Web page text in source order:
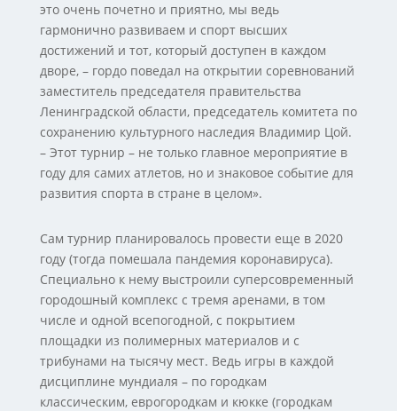
это очень почетно и приятно, мы ведь
гармонично развиваем и спорт высших
достижений и тот, который доступен в каждом
дворе, – гордо поведал на открытии соревнований
заместитель председателя правительства
Ленинградской области, председатель комитета по
сохранению культурного наследия Владимир Цой.
– Этот турнир – не только главное мероприятие в
году для самих атлетов, но и знаковое событие для
развития спорта в стране в целом».
Сам турнир планировалось провести еще в 2020
году (тогда помешала пандемия коронавируса).
Специально к нему выстроили суперсовременный
городошный комплекс с тремя аренами, в том
числе и одной всепогодной, с покрытием
площадки из полимерных материалов и с
трибунами на тысячу мест. Ведь игры в каждой
дисциплине мундиаля – по городкам
классическим, еврогородкам и кюкке (городкам